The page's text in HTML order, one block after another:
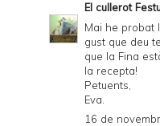
El cullerot
Mai he probat
gust que deu
que la Fina
la recepta!
Petuents,
Eva.
16 de